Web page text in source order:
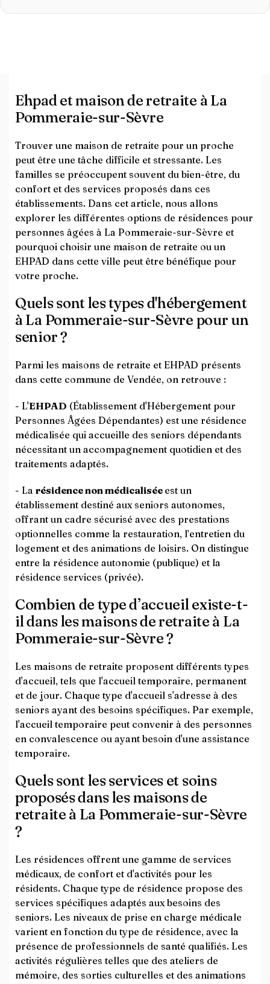
Ehpad et maison de retraite à La
Pommeraie-sur-Sèvre
Trouver une maison de retraite pour un proche
peut être une tâche difficile et stressante. Les
familles se préoccupent souvent du bien-être, du
confort et des services proposés dans ces
établissements. Dans cet article, nous allons
explorer les différentes options de résidences pour
personnes âgées à La Pommeraie-sur-Sèvre et
pourquoi choisir une maison de retraite ou un
EHPAD dans cette ville peut être bénéfique pour
votre proche.
Quels sont les types d'hébergement
à La Pommeraie-sur-Sèvre pour un
senior ?
Parmi les maisons de retraite et EHPAD présents
dans cette commune de Vendée, on retrouve :
- L'EHPAD (Établissement d'Hébergement pour
Personnes Âgées Dépendantes) est une résidence
médicalisée qui accueille des seniors dépendants
nécessitant un accompagnement quotidien et des
traitements adaptés.
- La résidence non médicalisée est un
établissement destiné aux seniors autonomes,
offrant un cadre sécurisé avec des prestations
optionnelles comme la restauration, l’entretien du
logement et des animations de loisirs. On distingue
entre la résidence autonomie (publique) et la
résidence services (privée).
Combien de type d’accueil existe-t-
il dans les maisons de retraite à La
Pommeraie-sur-Sèvre ?
Les maisons de retraite proposent différents types
d'accueil, tels que l'accueil temporaire, permanent
et de jour. Chaque type d'accueil s'adresse à des
seniors ayant des besoins spécifiques. Par exemple,
l'accueil temporaire peut convenir à des personnes
en convalescence ou ayant besoin d'une assistance
temporaire.
Quels sont les services et soins
proposés dans les maisons de
retraite à La Pommeraie-sur-Sèvre
?
Les résidences offrent une gamme de services
médicaux, de confort et d'activités pour les
résidents. Chaque type de résidence propose des
services spécifiques adaptés aux besoins des
seniors. Les niveaux de prise en charge médicale
varient en fonction du type de résidence, avec la
présence de professionnels de santé qualifiés. Les
activités régulières telles que des ateliers de
mémoire, des sorties culturelles et des animations